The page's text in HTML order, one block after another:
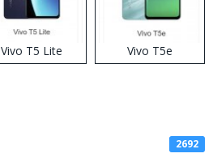
Vivo T5 Lite Vivo T5e
2692